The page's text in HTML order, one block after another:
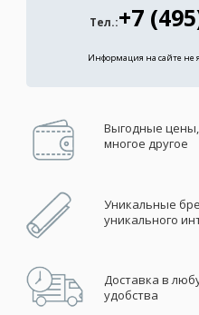
Тел.:+7
Информация на сайте не
Выгодные цены,
многое другое
Уникальные
уникального
Доставка в
удобства